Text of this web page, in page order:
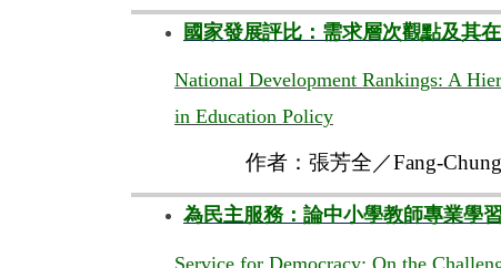
國家發展評比：需求層次觀點及其
National Development Rankings: A
in Education Policy
作者： 張芳全／Fang-
為民主服務：論中小學教師專業學